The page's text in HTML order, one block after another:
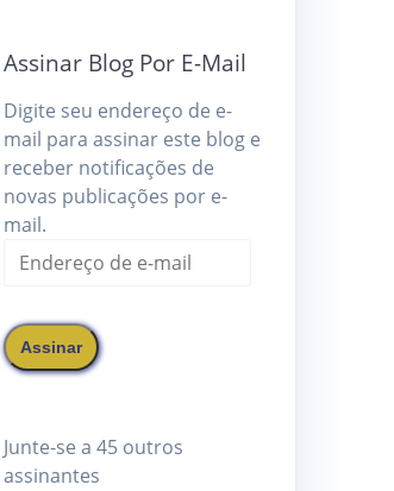
Assinar Blog Por E-Mail
Digite seu endereço de e-
mail para assinar este blog e
receber notificações de
novas publicações por e-
mail.
Endereço
mailAssinar
Junte-se a 45 outros
assinantes